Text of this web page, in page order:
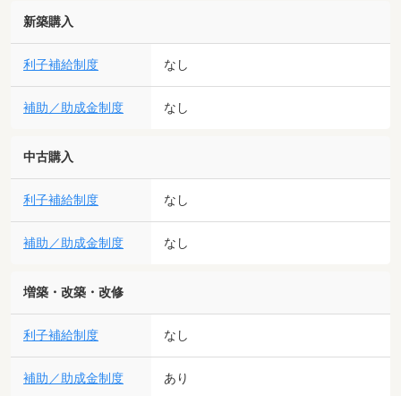
新築購入
利子補給制度 なし
補助／助成金制度 なし
中古購入
利子補給制度 なし
補助／助成金制度 なし
増築・改築・改修
利子補給制度 なし
補助／助成金制度 あり